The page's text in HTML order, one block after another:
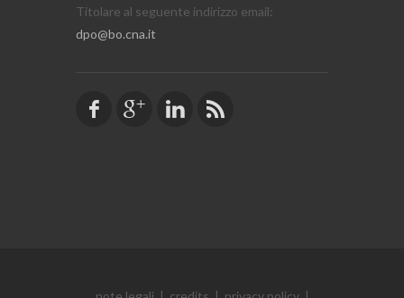
Titolare al seguente indirizzo email:
dpo@bo.cna.it